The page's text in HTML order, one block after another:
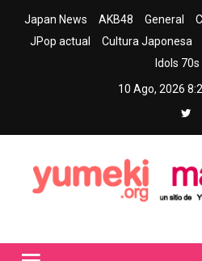
Japan News AKB48 General
JPop actual
Cultura Japonesa
Idols 70s
10 Ago, 2026